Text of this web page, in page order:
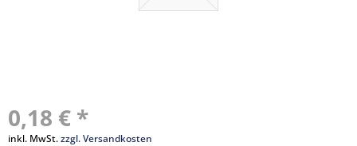
0,18 € *
inkl. MwSt.zzgl. Versandkosten